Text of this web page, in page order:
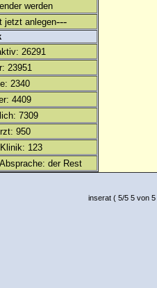
werden
jetzt anlegen---
26291
23951
2340
4409
7309
950
123
der Rest
inserat( 5/5 5 von 5